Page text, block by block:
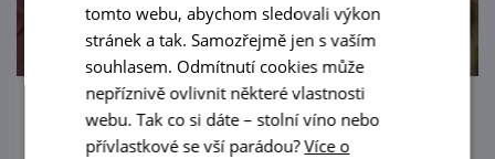
Letní víkendy u vinaře v Bořeticích
tomto webu, abychom sledovali výkon
stránek a tak. Samozřejmě jen s vaším
souhlasem. Odmítnutí cookies může
nepříznivě ovlivnit některé vlastnosti
webu. Tak co si dáte – stolní víno nebo
přívlastkové se vší parádou?Více o